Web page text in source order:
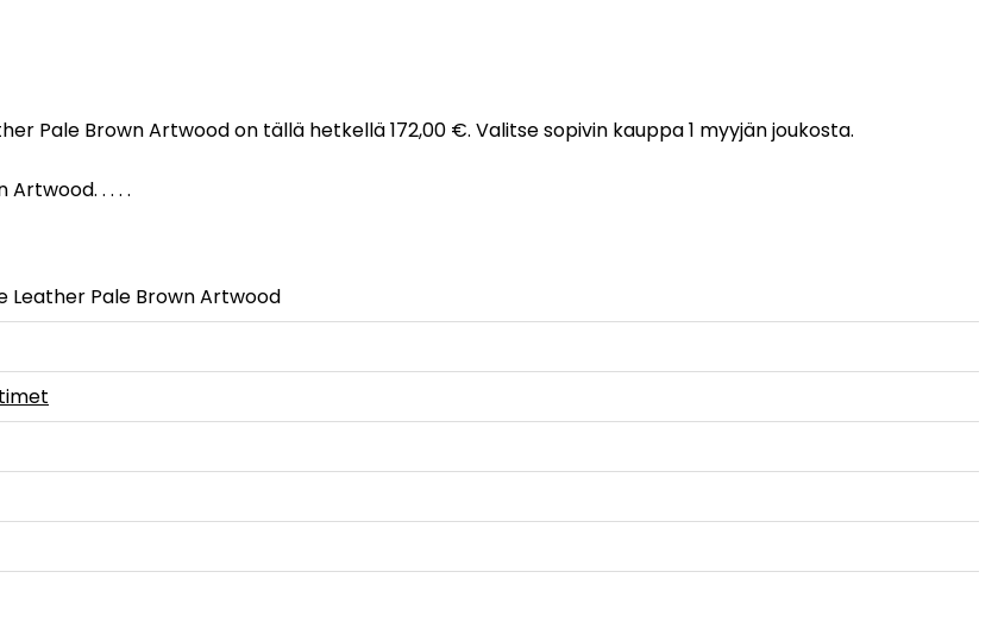
Pale Brown Artwood on tällä hetkellä 172,00 €. Valitse sopivin kauppa 1 myyjän joukosta.
. . . .
Leather Pale Brown Artwood